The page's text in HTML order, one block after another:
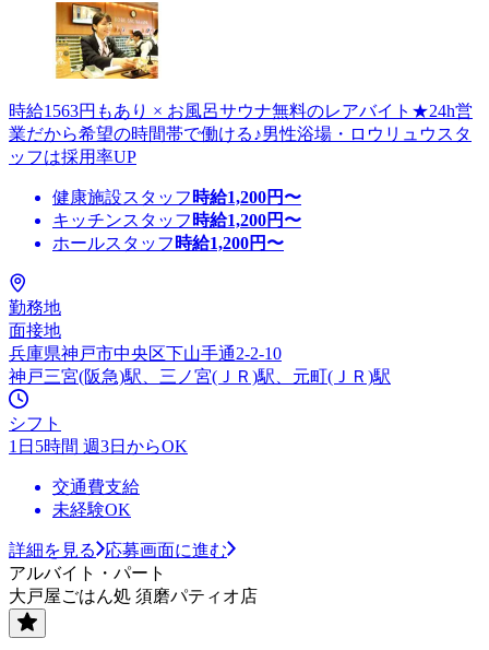
時給1563円もあり × お風呂サウナ無料のレアバイト★24h営
業だから希望の時間帯で働ける♪男性浴場・ロウリュウスタ
ッフは採用率UP
健康施設スタッフ 時給1,200円〜
キッチンスタッフ 時給1,200円〜
ホールスタッフ 時給1,200円〜
勤務地
面接地
兵庫県神戸市中央区下山手通2-2-10
神戸三宮(阪急)駅、三ノ宮(ＪＲ)駅、元町(ＪＲ)駅
シフト
1日5時間 週3日からOK
交通費支給
未経験OK
詳細を見る
応募画面に進む
アルバイト・パート
大戸屋ごはん処 須磨パティオ店